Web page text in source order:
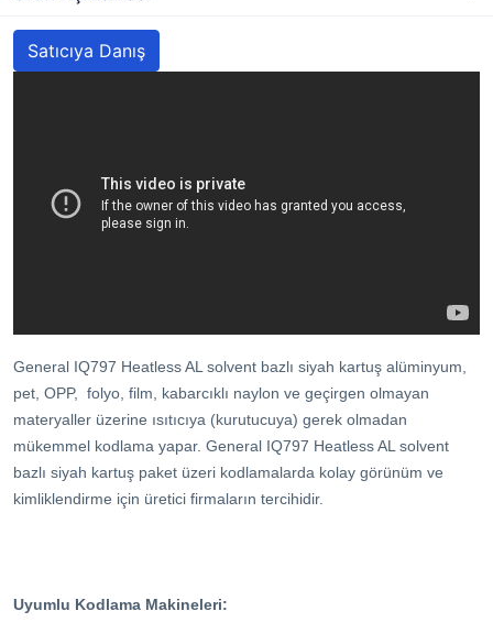
Satıcıya Danış
General IQ797 Heatless AL solvent bazlı siyah kartuş alüminyum,
pet, OPP, folyo, film, kabarcıklı naylon ve geçirgen olmayan
materyaller üzerine ısıtıcıya (kurutucuya) gerek olmadan
mükemmel kodlama yapar. General IQ797 Heatless AL solvent
bazlı siyah kartuş paket üzeri kodlamalarda kolay görünüm ve
kimliklendirme için üretici firmaların tercihidir.
Uyumlu Kodlama Makineleri: